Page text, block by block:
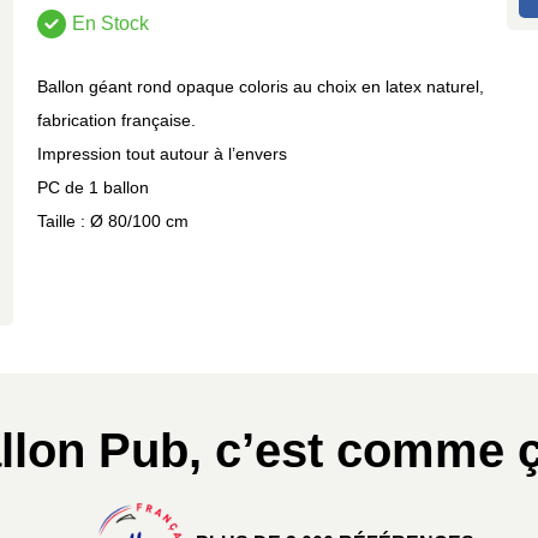
En Stock
Ballon géant rond opaque coloris au choix en latex naturel,
fabrication française.
Impression tout autour à l’envers
PC de 1 ballon
Taille : Ø 80/100 cm
Pub, c’est comme